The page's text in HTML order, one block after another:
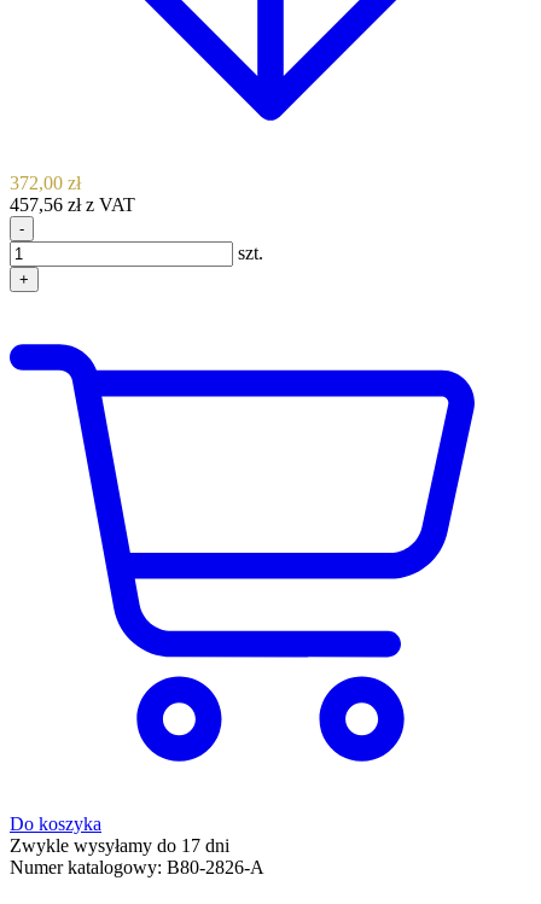
372,00 zł
457,56 zł z VAT
-
szt.
+
Do koszyka
Zwykle wysyłamy do 17 dni
Numer katalogowy: B80-2826-A